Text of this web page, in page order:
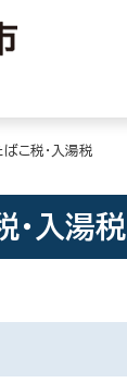
こ税・入湯税
・入湯税